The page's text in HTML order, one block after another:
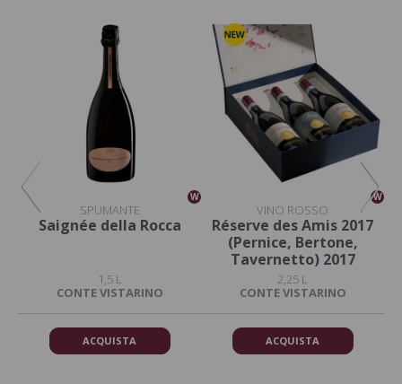
W
SPUMANTE
Saignée della Rocca
1,5 L
CONTE VISTARINO
ACQUISTA
W
VINO ROSSO
Réserve des Amis 2017
(Pernice, Bertone,
Tavernetto) 2017
2,25 L
CONTE VISTARINO
ACQUISTA